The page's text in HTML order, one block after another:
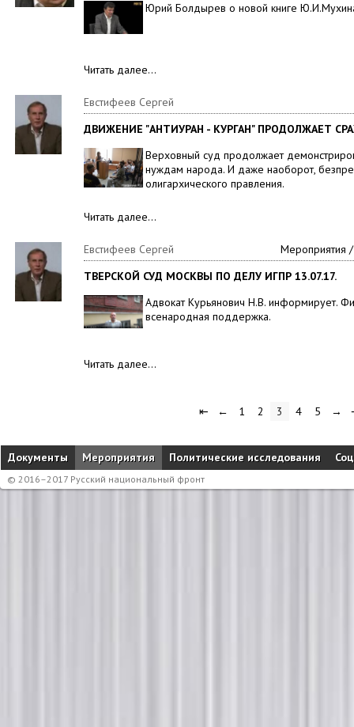
Юрий Болдырев о новой книге
Читать далее…
Евстифеев Сергей
ДВИЖЕНИЕ "АНТИУРАН - КУРГАН" ПРОДОЛЖАЕТ
Верховный суд продолжает
нуждам народа. И даже наоборот,
олигархического правления.
Читать далее…
Евстифеев Сергей
Мероприятия
ТВЕРСКОЙ СУД МОСКВЫ ПО ДЕЛУ ИГПР 13.07.17.
Адвокат Курьянович Н.В. информирует.
всенародная поддержка.
Читать далее…
⇤ ← 1 2 3 4 5 →
Документы Мероприятия Политические исследования
© 2016–2017 Русский национальный фронт